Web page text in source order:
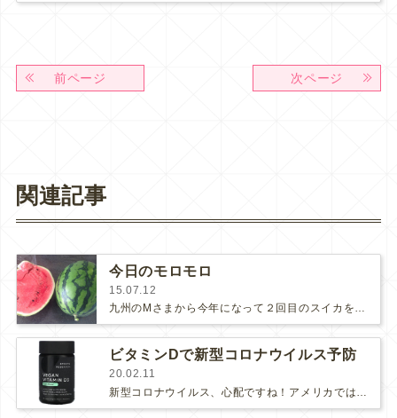
前ページ 次ページ
関連記事
今日のモロモロ
15.07.12
九州のMさまから今年になって２回目のスイカを送って頂きました🎵いくつ要りますか？と聞いて頂いて、図々しくも２つお願いしてしまい…
ビタミンDで新型コロナウイルス予防
20.02.11